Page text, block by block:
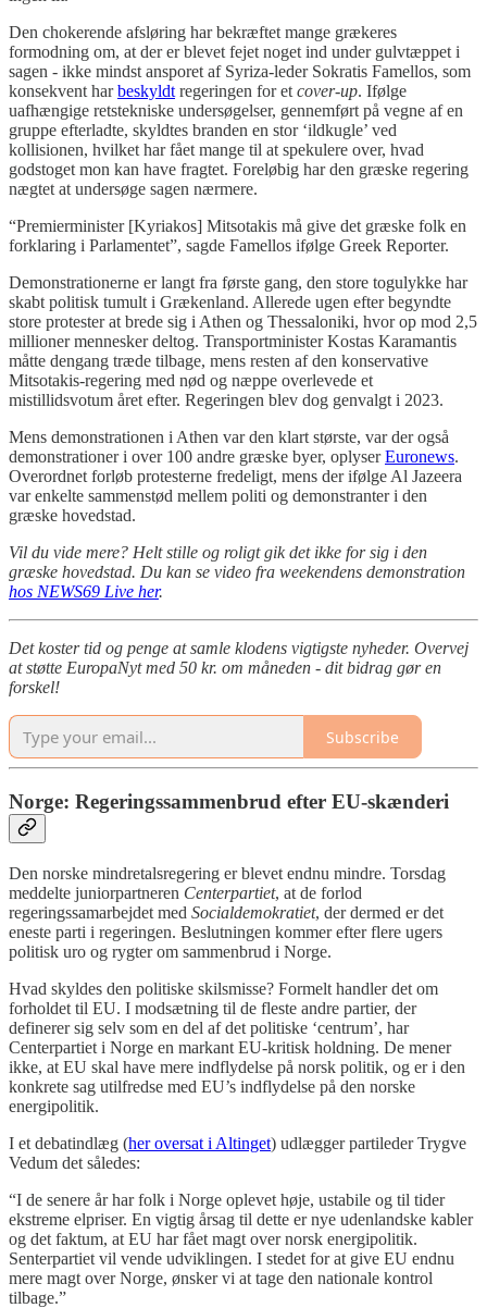
Den chokerende afsløring har bekræftet mange grækeres
formodning om, at der er blevet fejet noget ind under gulvtæppet i
sagen - ikke mindst ansporet af Syriza-leder Sokratis Famellos, som
konsekvent harbeskyldtregeringen for etcover-up. Ifølge
uafhængige retstekniske undersøgelser, gennemført på vegne af en
gruppe efterladte, skyldtes branden en stor ‘ildkugle’ ved
kollisionen, hvilket har fået mange til at spekulere over, hvad
godstoget mon kan have fragtet. Foreløbig har den græske regering
nægtet at undersøge sagen nærmere.
“Premierminister [Kyriakos] Mitsotakis må give det græske folk en
forklaring i Parlamentet”, sagde Famellos ifølge Greek Reporter.
Demonstrationerne er langt fra første gang, den store togulykke har
skabt politisk tumult i Grækenland. Allerede ugen efter begyndte
store protester at brede sig i Athen og Thessaloniki, hvor op mod 2,5
millioner mennesker deltog. Transportminister Kostas Karamantis
måtte dengang træde tilbage, mens resten af den konservative
Mitsotakis-regering med nød og næppe overlevede et
mistillidsvotum året efter. Regeringen blev dog genvalgt i 2023.
Mens demonstrationen i Athen var den klart største, var der også
demonstrationer i over 100 andre græske byer, oplyserEuronews.
Overordnet forløb protesterne fredeligt, mens der ifølge Al Jazeera
var enkelte sammenstød mellem politi og demonstranter i den
græske hovedstad.
Vil du vide mere? Helt stille og roligt gik det ikke for sig i den
græske hovedstad. Du kan se video fra weekendens demonstration
hos NEWS69 Live her.
Det koster tid og penge at samle klodens vigtigste nyheder. Overvej
at støtte EuropaNyt med 50 kr. om måneden - dit bidrag gør en
forskel!
Subscribe
Norge: Regeringssammenbrud efter EU-skænderi
Den norske mindretalsregering er blevet endnu mindre. Torsdag
meddelte juniorpartneren Centerpartiet, at de forlod
regeringssamarbejdet med Socialdemokratiet, der dermed er det
eneste parti i regeringen. Beslutningen kommer efter flere ugers
politisk uro og rygter om sammenbrud i Norge.
Hvad skyldes den politiske skilsmisse? Formelt handler det om
forholdet til EU. I modsætning til de fleste andre partier, der
definerer sig selv som en del af det politiske ‘centrum’, har
Centerpartiet i Norge en markant EU-kritisk holdning. De mener
ikke, at EU skal have mere indflydelse på norsk politik, og er i den
konkrete sag utilfredse med EU’s indflydelse på den norske
energipolitik.
I et debatindlæg (her oversat i Altinget) udlægger partileder Trygve
Vedum det således:
“I de senere år har folk i Norge oplevet høje, ustabile og til tider
ekstreme elpriser. En vigtig årsag til dette er nye udenlandske kabler
og det faktum, at EU har fået magt over norsk energipolitik.
Senterpartiet vil vende udviklingen. I stedet for at give EU endnu
mere magt over Norge, ønsker vi at tage den nationale kontrol
tilbage.”